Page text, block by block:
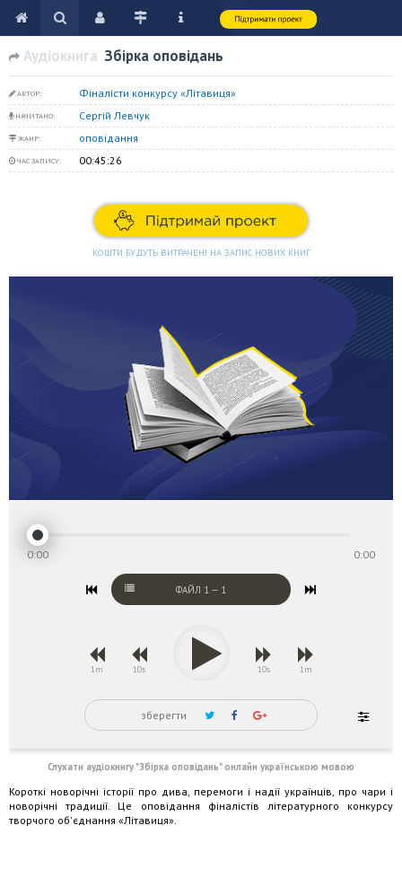
Аудіокнига Збірка оповідань
АВТОР: Фіналісти конкурсу «Літавиця»
НАЧИТАНО: Сергій Левчук
ЖАНР: оповідання
ЧАС ЗАПИСУ: 00:45:26
КОШТИ БУДУТЬ ВИТРАЧЕНІ НА ЗАПИС НОВИХ КНИГ
0:00 0:00
ФАЙЛ 1 — 1
1m 10s 10s 1m
зберегти
Слухати аудіокнигу "Збірка оповідань" онлайн українською мовою
Короткі новорічні історії про дива, перемоги і надії українців, про чари і
новорічні традиції. Це оповідання фіналістів літературного конкурсу
творчого об'єднання «Літавиця».